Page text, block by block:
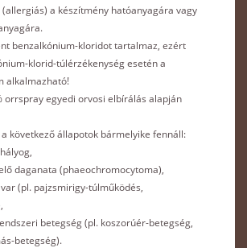
a készítmény hatóanyagára vagy
benzalkónium-kloridot tartalmaz, ezért
klorid-túlérzékenység esetén a
alkalmazható!
orrspray egyedi orvosi elbírálás alapján
következő állapotok bármelyike fennáll:
daganata (phaeochromocytoma),
(pl. pajzsmirigy-túlműködés,
betegség (pl. koszorúér-betegség,
betegség).